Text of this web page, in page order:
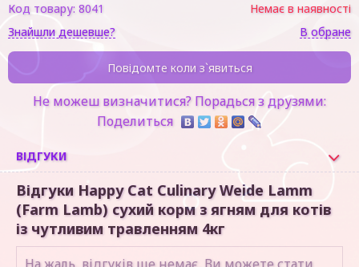
Код товару: 8041
Немає в наявності
Знайшли дешевше?
В обране
Повідомте коли з`явиться
Не можеш визначитися? Порадься з друзями:
Поделиться
ВІДГУКИ
Відгуки Happy Cat Culinary Weide Lamm
(Farm Lamb) сухий корм з ягням для котів
із чутливим травленням 4кг